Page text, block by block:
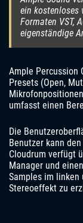
ein kostenloses
Formaten VST,
eigenständige
Ample Percussion
Presets (Open,
umfasst einen
Die
Benutzer kann
Cloudrum verfügt
Manager und
Samples im
Stereoeffekt zu